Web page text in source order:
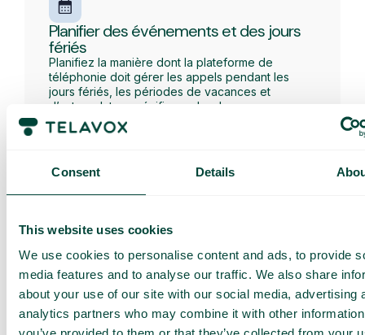
Consent Details
This website uses cookies
We use cookies to personalise content and ads, to provide
media features and to analyse our traffic. We also share
about your use of our site with our social media, advertising
analytics partners who may combine it with other
Planifier des événements et des jours
fériés
Planifiez la manière dont la plateforme de
téléphonie doit gérer les appels pendant les
jours fériés, les périodes de vacances et
d’autres dates spécifiques. Les heures
d’ouverture, les messages et les flux d’appels
s’activent automatiquement au début de la
SMS à l’appelant
Informez facilement vos clients par SMS avant,
pendant ou après un appel entrant.